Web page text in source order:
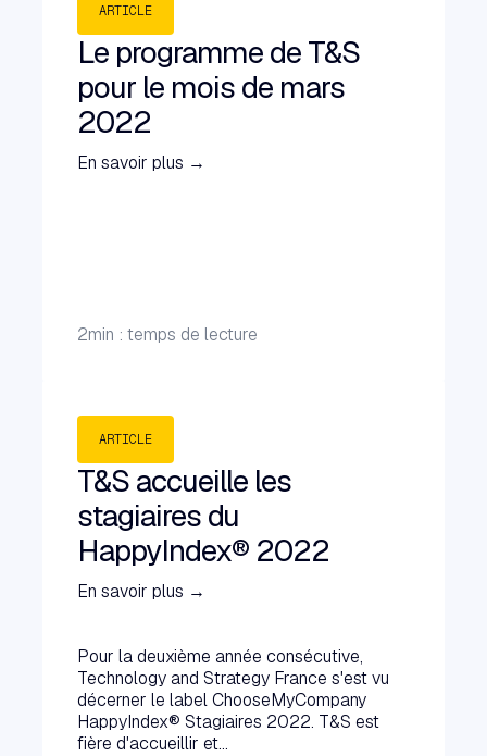
ARTICLE
Le programme de T&S
pour le mois de mars
2022
En savoir plus →
2min : temps de lecture
ARTICLE
T&S accueille les
stagiaires du
HappyIndex® 2022
En savoir plus →
Pour la deuxième année consécutive,
Technology and Strategy France s'est vu
décerner le label ChooseMyCompany
HappyIndex® Stagiaires 2022. T&S est
fière d'accueillir et...